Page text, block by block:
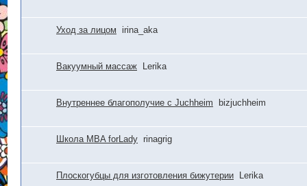
Уход за лицом irina_aka
Вакуумный массаж Lerika
Внутреннее благополучие с Juchheim bizjuchheim
Школа MBA forLady rinagrig
Плоскогубцы для изготовления бижутерии Lerika